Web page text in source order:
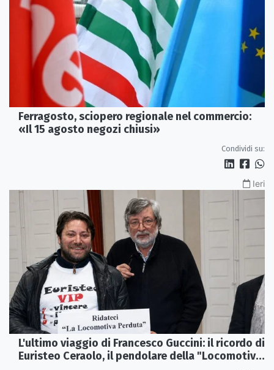
Ferragosto, sciopero regionale nel commercio:
«Il 15 agosto negozi chiusi»
Condividi su:
Ieri
L'ultimo viaggio di Francesco Guccini: il ricordo di
Euristeo Ceraolo, il pendolare della "Locomotiva